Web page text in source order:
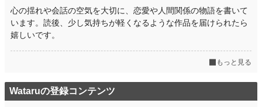
心の揺れや会話の空気を大切に、恋愛や人間関係の物語を書いて
います。読後、少し気持ちが軽くなるような作品を届けられたら
嬉しいです。
もっと見る
Wataruの登録コンテンツ